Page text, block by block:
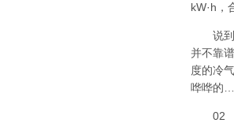
kW·h，
说到这
并不靠
度的冷
哗哗的
02